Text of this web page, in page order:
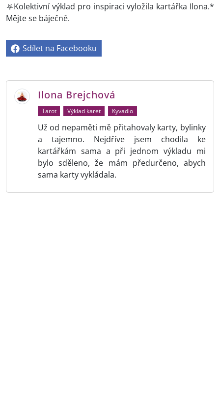
⛧Kolektivní výklad pro inspiraci vyložila kartářka Ilona.*
Mějte se báječně.
Sdílet na Facebooku
Ilona Brejchová
Tarot Výklad karet Kyvadlo
Už od nepaměti mě přitahovaly karty, bylinky
a tajemno. Nejdříve jsem chodila ke
kartářkám sama a při jednom výkladu mi
bylo sděleno, že mám předurčeno, abych
sama karty vykládala.